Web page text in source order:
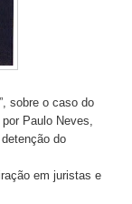
”, sobre o caso do
Paulo Neves,
do
em juristas e